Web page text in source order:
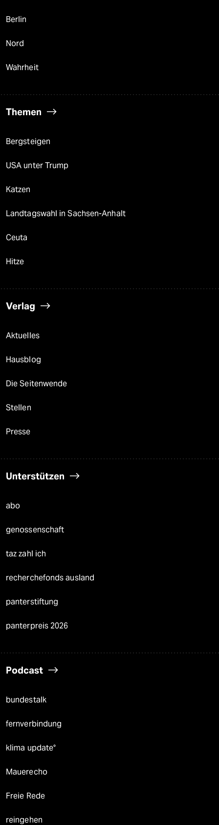
Berlin
Nord
Wahrheit
Themen
Bergsteigen
USA unter Trump
Katzen
Landtagswahl in Sachsen-Anhalt
Ceuta
Hitze
Verlag
Aktuelles
Hausblog
Die Seitenwende
Stellen
Presse
Unterstützen
abo
genossenschaft
taz zahl ich
recherchefonds ausland
panterstiftung
panterpreis 2026
Podcast
bundestalk
fernverbindung
klima update°
Mauerecho
Freie Rede
reingehen